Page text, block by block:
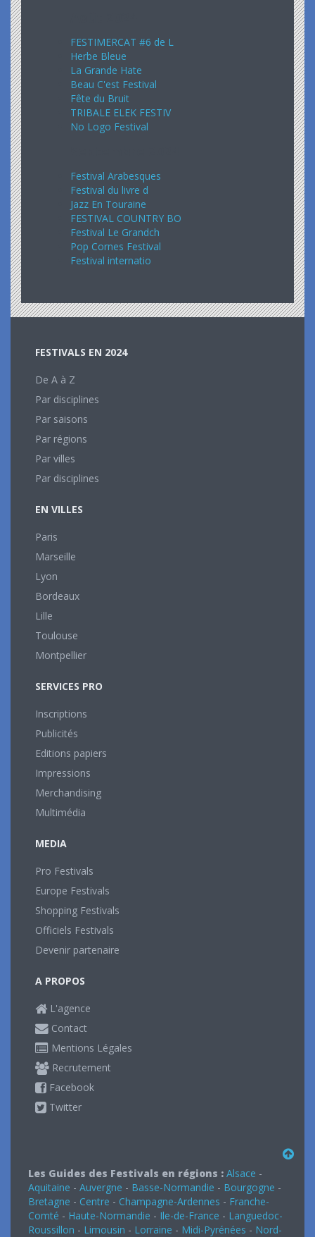
FESTIMERCAT #6 de L
Herbe Bleue
La Grande Hate
Beau C'est Festival
Fête du Bruit
TRIBALE ELEK FESTIV
No Logo Festival
Festival Arabesques
Festival du livre d
Jazz En Touraine
FESTIVAL COUNTRY BO
Festival Le Grandch
Pop Cornes Festival
Festival internatio
FESTIVALS EN 2024
De A à Z
Par disciplines
Par saisons
Par régions
Par villes
Par disciplines
EN VILLES
Paris
Marseille
Lyon
Bordeaux
Lille
Toulouse
Montpellier
SERVICES PRO
Inscriptions
Publicités
Editions papiers
Impressions
Merchandising
Multimédia
MEDIA
Pro Festivals
Europe Festivals
Shopping Festivals
Officiels Festivals
Devenir partenaire
A PROPOS
L'agence
Contact
Mentions Légales
Recrutement
Facebook
Twitter
Les Guides des Festivals en régions : Alsace -
Aquitaine - Auvergne - Basse-Normandie - Bourgogne -
Bretagne - Centre - Champagne-Ardennes - Franche-
Comté - Haute-Normandie - Ile-de-France - Languedoc-
Roussillon - Limousin - Lorraine - Midi-Pyrénées - Nord-